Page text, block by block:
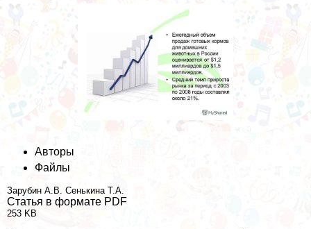
Авторы
Файлы
Зарубин А.В. Сенькина Т.А.
Статья в формате PDF
253 KB